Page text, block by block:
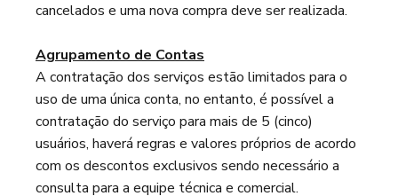
cancelados e uma nova compra deve ser realizada.
Agrupamento de Contas
A contratação dos serviços estão limitados para o
uso de uma única conta, no entanto, é possível a
contratação do serviço para mais de 5 (cinco)
usuários, haverá regras e valores próprios de acordo
com os descontos exclusivos sendo necessário a
consulta para a equipe técnica e comercial.